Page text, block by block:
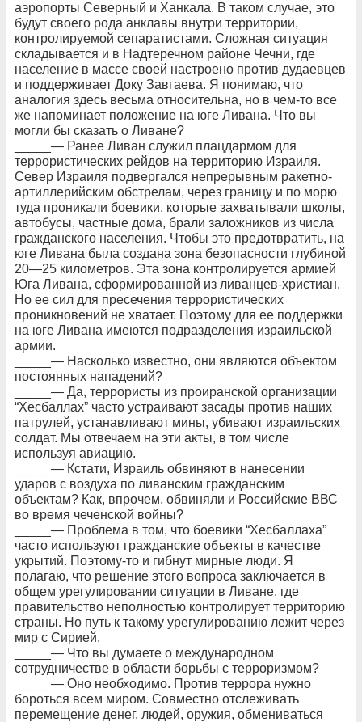
аэропорты Северный и Ханкала. В таком случае, это
будут своего рода анклавы внутри территории,
контролируемой сепаратистами. Сложная ситуация
складывается и в Надтеречном районе Чечни, где
население в массе своей настроено против дудаевцев
и поддерживает Доку Завгаева. Я понимаю, что
аналогия здесь весьма относительна, но в чем-то все
же напоминает положение на юге Ливана. Что вы
могли бы сказать о Ливане?
_____— Ранее Ливан служил плацдармом для
террористических рейдов на территорию Израиля.
Север Израиля подвергался непрерывным ракетно-
артиллерийским обстрелам, через границу и по морю
туда проникали боевики, которые захватывали школы,
автобусы, частные дома, брали заложников из числа
гражданского населения. Чтобы это предотвратить, на
юге Ливана была создана зона безопасности глубиной
20—25 километров. Эта зона контролируется армией
Юга Ливана, сформированной из ливанцев-христиан.
Но ее сил для пресечения террористических
проникновений не хватает. Поэтому для ее поддержки
на юге Ливана имеются подразделения израильской
армии.
_____— Насколько известно, они являются объектом
постоянных нападений?
_____— Да, террористы из проиранской организации
“Хесбаллах” часто устраивают засады против наших
патрулей, устанавливают мины, убивают израильских
солдат. Мы отвечаем на эти акты, в том числе
используя авиацию.
_____— Кстати, Израиль обвиняют в нанесении
ударов с воздуха по ливанским гражданским
объектам? Как, впрочем, обвиняли и Российские ВВС
во время чеченской войны?
_____— Проблема в том, что боевики “Хесбаллаха”
часто используют гражданские объекты в качестве
укрытий. Поэтому-то и гибнут мирные люди. Я
полагаю, что решение этого вопроса заключается в
общем урегулировании ситуации в Ливане, где
правительство неполностью контролирует территорию
страны. Но путь к такому урегулированию лежит через
мир с Сирией.
_____— Что вы думаете о международном
сотрудничестве в области борьбы с терроризмом?
_____— Оно необходимо. Против террора нужно
бороться всем миром. Совместно отслеживать
перемещение денег, людей, оружия, обмениваться